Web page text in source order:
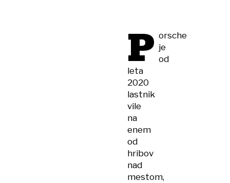
P orsche
je
od
leta
2020
lastnik
vile
na
enem
od
hribov
nad
mestom,